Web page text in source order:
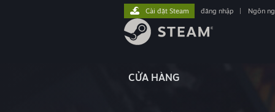
CỬA HÀNG
Cài đặt Steam đăng nhập Ngôn